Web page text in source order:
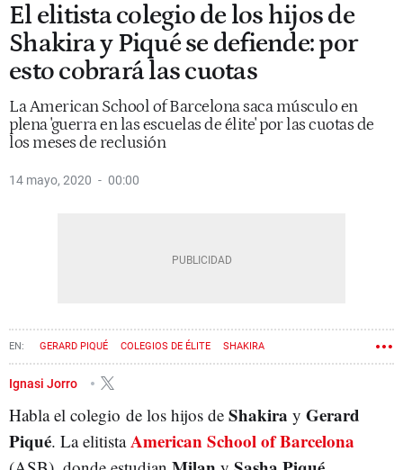
El elitista colegio de los hijos de
Shakira y Piqué se defiende: por
esto cobrará las cuotas
La American School of Barcelona saca músculo en
plena 'guerra en las escuelas de élite' por las cuotas de
los meses de reclusión
14 mayo, 2020 00:00
GERARD PIQUÉ COLEGIOS DE ÉLITE SHAKIRA
Ignasi Jorro
Habla el colegio de los hijos de Shakira y Gerard
Piqué. La elitistaAmerican School of Barcelona